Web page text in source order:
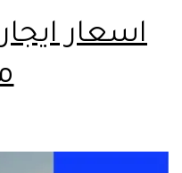
اسعار